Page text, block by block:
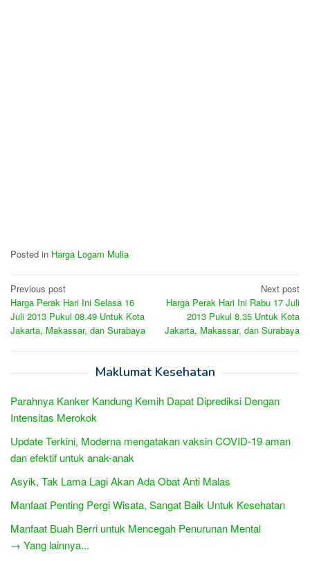
Posted in Harga Logam Mulia
Post
navigation
Previous post
Harga Perak Hari Ini Selasa 16
Juli 2013 Pukul 08.49 Untuk Kota
Jakarta, Makassar, dan Surabaya
Next post
Harga Perak Hari Ini Rabu 17 Juli
2013 Pukul 8.35 Untuk Kota
Jakarta, Makassar, dan Surabaya
Maklumat Kesehatan
Parahnya Kanker Kandung Kemih Dapat Diprediksi Dengan
Intensitas Merokok
Update Terkini, Moderna mengatakan vaksin COVID-19 aman
dan efektif untuk anak-anak
Asyik, Tak Lama Lagi Akan Ada Obat Anti Malas
Manfaat Penting Pergi Wisata, Sangat Baik Untuk Kesehatan
Manfaat Buah Berri untuk Mencegah Penurunan Mental
→ Yang lainnya...